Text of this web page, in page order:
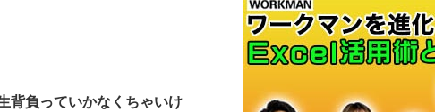
背負っていかなくちゃいけ